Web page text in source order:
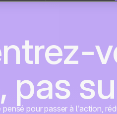
pas
pour passer à l’action,